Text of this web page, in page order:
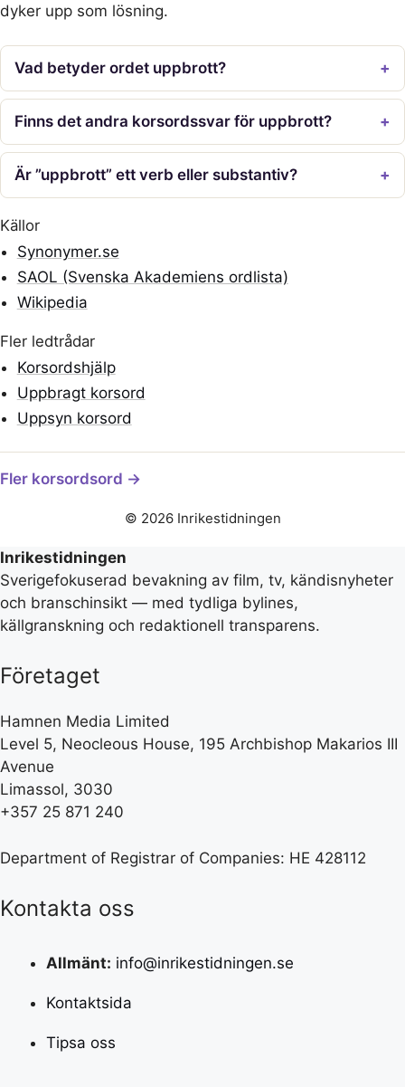
dyker upp som lösning.
Vad betyder ordet uppbrott?
Finns det andra korsordssvar för uppbrott?
Är ”uppbrott” ett verb eller substantiv?
Källor
Synonymer.se
SAOL (Svenska Akademiens ordlista)
Wikipedia
Fler ledtrådar
Korsordshjälp
Uppbragt korsord
Uppsyn korsord
Fler korsordsord →
© 2026 Inrikestidningen
Inrikestidningen
Sverigefokuserad bevakning av film, tv, kändisnyheter
och branschinsikt — med tydliga bylines,
källgranskning och redaktionell transparens.
Företaget
Hamnen Media Limited
Level 5, Neocleous House, 195 Archbishop Makarios III
Avenue
Limassol, 3030
+357 25 871 240
Department of Registrar of Companies: HE 428112
Kontakta oss
Allmänt: info@inrikestidningen.se
Kontaktsida
Tipsa oss